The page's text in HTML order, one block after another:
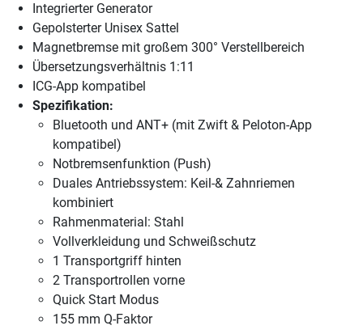
Integrierter Generator
Gepolsterter Unisex Sattel
Magnetbremse mit großem 300° Verstellbereich
Übersetzungsverhältnis 1:11
ICG-App kompatibel
Spezifikation:
Bluetooth und ANT+ (mit Zwift & Peloton-App
kompatibel)
Notbremsenfunktion (Push)
Duales Antriebssystem: Keil-& Zahnriemen
kombiniert
Rahmenmaterial: Stahl
Vollverkleidung und Schweißschutz
1 Transportgriff hinten
2 Transportrollen vorne
Quick Start Modus
155 mm Q-Faktor